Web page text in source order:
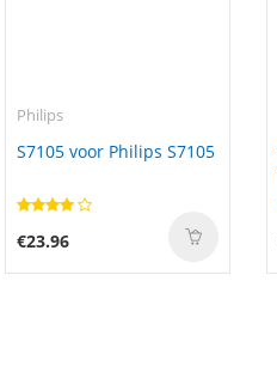
Philips
S7105 voor Philips S7105
€23.96